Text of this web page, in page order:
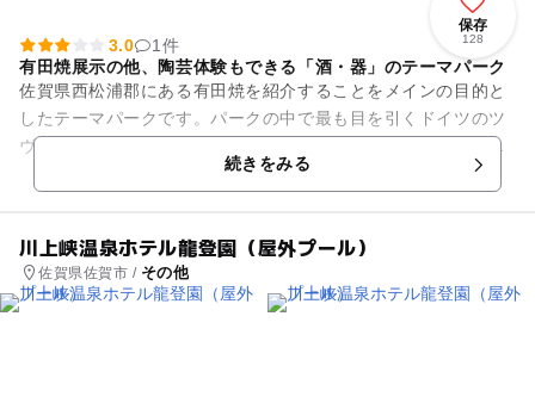
保存
128
3.0
1件
有田焼展示の他、陶芸体験もできる「酒・器」のテーマパーク
佐賀県西松浦郡にある有田焼を紹介することをメインの目的と
したテーマパークです。パークの中で最も目を引くドイツのツ
ヴィンガー宮殿を再現した建物の中には、江戸時代から明治時
代までの最盛期に作られた古...続きをみる
川上峡温泉ホテル龍登園（屋外プール）
佐賀県佐賀市 / その他